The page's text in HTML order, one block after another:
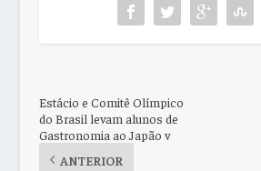
Estácio e Comitê Olímpico
do Brasil levam alunos de
Gastronomia ao Japão v
ANTERIOR